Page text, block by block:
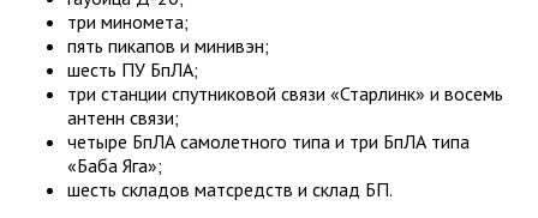
три миномета;
пять пикапов и минивэн;
шесть ПУ БпЛА;
три станции спутниковой связи «Старлинк» и восемь
антенн связи;
четыре БпЛА самолетного типа и три БпЛА типа
«Баба Яга»;
шесть складов матсредств и склад БП.